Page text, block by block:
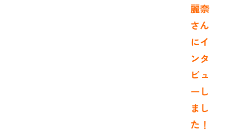
麗奈
さん
にイ
ンタ
ビュ
ーし
まし
た！